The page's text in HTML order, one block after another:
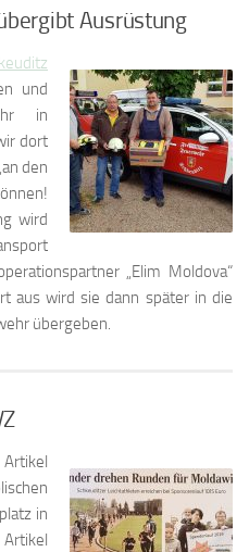
Ausrüstung
und
in
dort
den
wird
„Elim Moldova“
aus wird sie dann später in die
übergeben.
in